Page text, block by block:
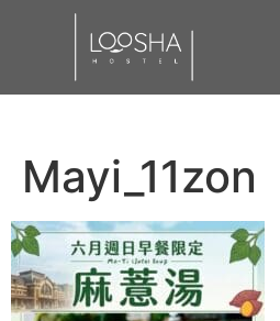
Mayi_11zon